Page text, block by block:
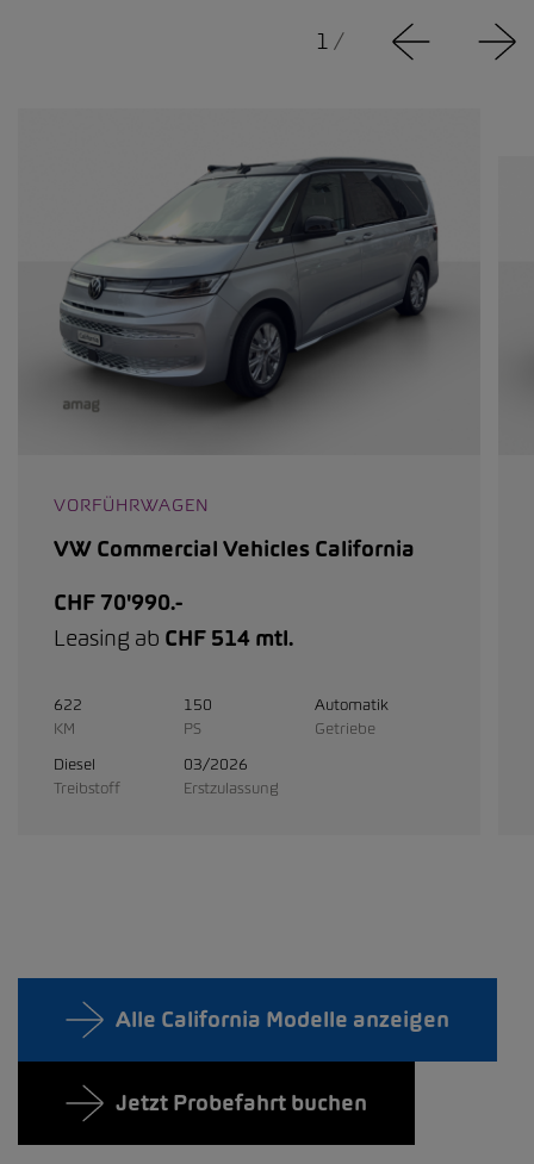
1 /
VORFÜHRWAGEN
VW Commercial Vehicles California
CHF 70'990.-
Leasing ab CHF 514 mtl.
622
KM
150
PS
Automatik
Getriebe
Diesel
Treibstoff
03/2026
Erstzulassung
Alle California Modelle anzeigen
Jetzt Probefahrt buchen